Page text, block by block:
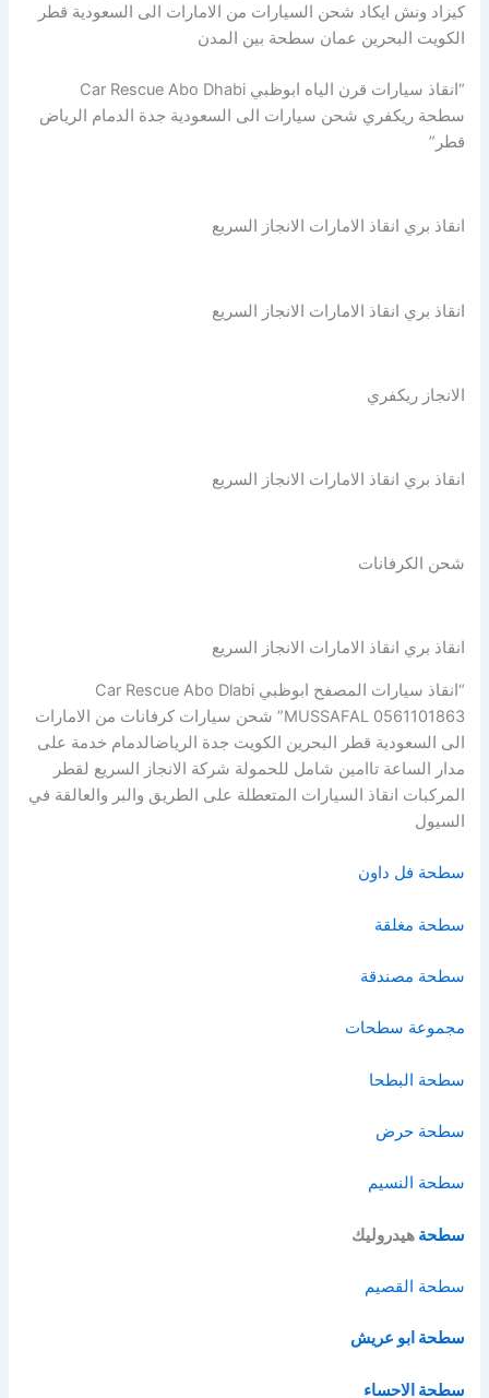
كيزاد ونش ايكاد شحن السيارات من الامارات الى السعودية قطر
الكويت البحرين عمان سطحة بين المدن
سطحة ريكفري شحن سيارات الى السعودية جدة الدمام الرياض
قطر”
انقاذ بري انقاذ الامارات الانجاز السريع
انقاذ بري انقاذ الامارات الانجاز السريع
الانجاز ريكفري
انقاذ بري انقاذ الامارات الانجاز السريع
شحن الكرفانات
انقاذ بري انقاذ الامارات الانجاز السريع
“انقاذ سيارات المصفح ابوظبي Car Rescue Abo Dlabi
MUSSAFAL 0561101863” شحن سيارات كرفانات من الامارات
الى السعودية قطر البحرين الكويت جدة الرياضالدمام خدمة على
مدار الساعة تاامين شامل للحمولة شركة الانجاز السريع لقطر
المركبات انقاذ السيارات المتعطلة على الطريق والبر والعالقة في
السيول
سطحة فل داون
سطحة مغلقة
سطحة مصندقة
مجموعة سطحات
سطحة البطحا
سطحة حرض
سطحة النسيم
سطحة هيدروليك
سطحة القصيم
سطحة ابو عريش
سطحة الاحساء